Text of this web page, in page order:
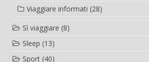
Viaggiare informati (28)
Sì viaggiare (8)
Sleep (13)
Sport (40)